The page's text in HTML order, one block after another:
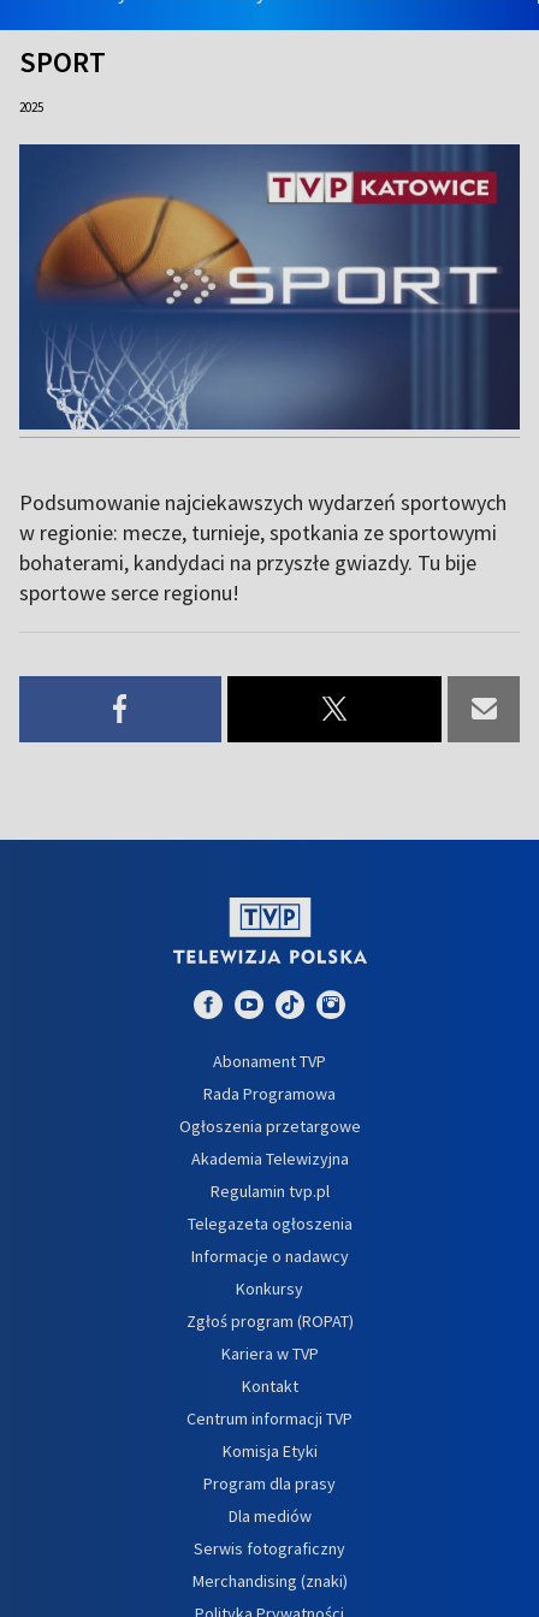
SPORT
2025
Podsumowanie najciekawszych wydarzeń sportowych
w regionie: mecze, turnieje, spotkania ze sportowymi
bohaterami, kandydaci na przyszłe gwiazdy. Tu bije
sportowe serce regionu!
Abonament TVP
Rada Programowa
Ogłoszenia przetargowe
Akademia Telewizyjna
Regulamin tvp.pl
Telegazeta ogłoszenia
Informacje o nadawcy
Konkursy
Zgłoś program (ROPAT)
Kariera w TVP
Kontakt
Centrum informacji TVP
Komisja Etyki
Program dla prasy
Dla mediów
Serwis fotograficzny
Merchandising (znaki)